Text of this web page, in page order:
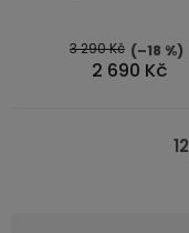
2 690 Kč
3 290 Kč (–18 %)
12